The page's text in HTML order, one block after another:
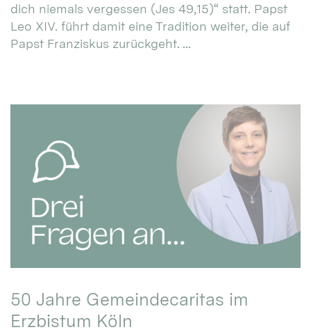
dich niemals vergessen (Jes 49,15)“ statt. Papst
Leo XIV. führt damit eine Tradition weiter, die auf
Papst Franziskus zurückgeht. ...
50 Jahre Gemeindecaritas im
Erzbistum Köln